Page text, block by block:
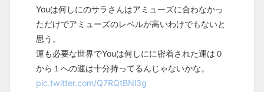
Youは何しにのサラさんはアミューズに合わなかっ
ただけでアミューズのレベルが高いわけでもないと
思う。
運も必要な世界でYouは何しにに密着された運は０
から１への運は十分持ってるんじゃないかな。
pic.twitter.com/Q7RQtBNl3g